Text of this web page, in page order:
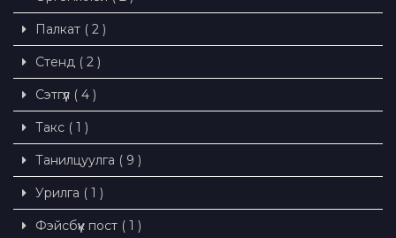
Палкат ( 2 )
Стенд ( 2 )
Сэтгүүл ( 4 )
Такс ( 1 )
Танилцуулга ( 9 )
Урилга ( 1 )
Фэйсбүүк пост ( 1 )